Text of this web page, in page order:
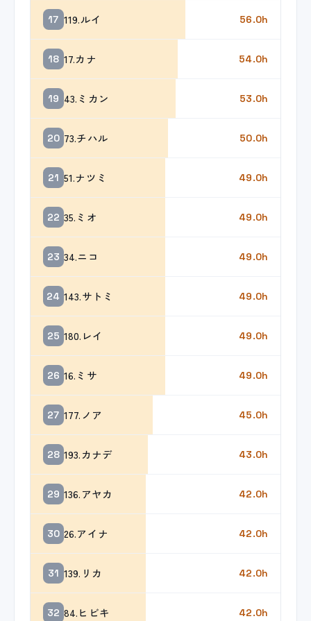
17 119.ルイ 56.0h
18 17.カナ 54.0h
19 43.ミカン 53.0h
20 73.チハル 50.0h
21 51.ナツミ 49.0h
22 35.ミオ 49.0h
23 34.ニコ 49.0h
24 143.サトミ 49.0h
25 180.レイ 49.0h
26 16.ミサ 49.0h
27 177.ノア 45.0h
28 193.カナデ 43.0h
29 136.アヤカ 42.0h
30 26.アイナ 42.0h
31 139.リカ 42.0h
32 84.ヒビキ 42.0h